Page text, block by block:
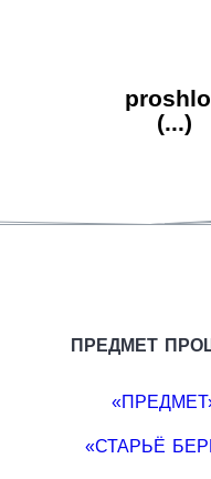
(...)
ПРЕДМЕТ
«СТАРЬЁ